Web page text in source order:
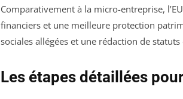
Comparativement à la micro-entreprise,
financiers et une meilleure protection
sociales allégées et une rédaction de
Les étapes détaillées